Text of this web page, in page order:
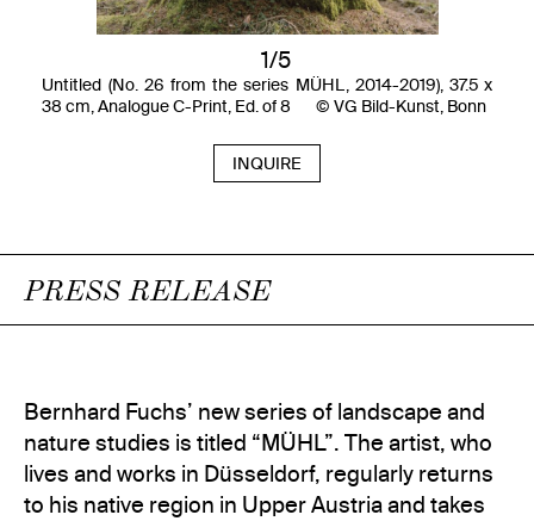
Untitled (No. 26 from the series MÜHL, 2014-2019), 37.5 x
38 cm, Analogue C-Print, Ed. of 8 © VG Bild-Kunst, Bonn
1/5
INQUIRE
PRESS RELEASE
Bernhard Fuchs’ new series of landscape and
nature studies is titled “MÜHL”. The artist, who
lives and works in Düsseldorf, regularly returns
to his native region in Upper Austria and takes